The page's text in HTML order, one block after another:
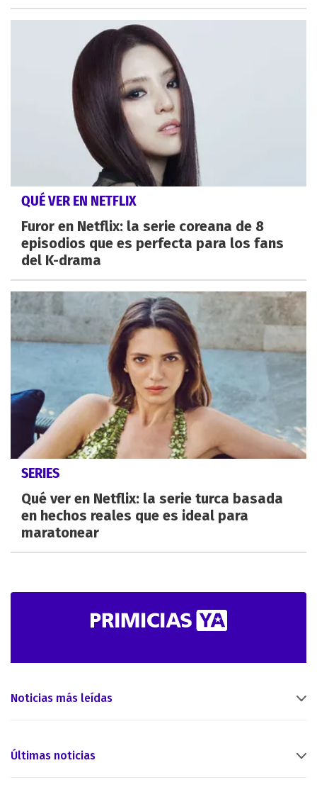
QUÉ VER EN NETFLIX
Furor en Netflix: la serie coreana de 8
episodios que es perfecta para los fans
del K-drama
SERIES
Qué ver en Netflix: la serie turca basada
en hechos reales que es ideal para
maratonear
Noticias más leídas
Últimas noticias